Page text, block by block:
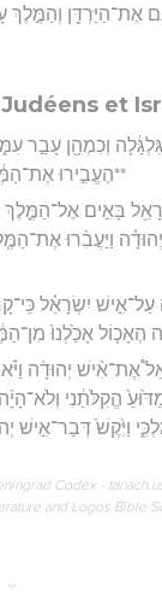
אֶת־הַיַּרְדֵּ֖ן וְהַמֶּ֣לֶךְ
et
וְכִמְהָ֖ן עָבַ֣ר
**הֶעֱבִ֣ירוּ
בָּאִ֣ים אֶל־הַמֶּ֑לֶךְ
וַיַּעֲבִ֨רוּ
עַל־אִ֣ישׁ יִשְׂרָאֵ֗ל
אָכַ֙לְנוּ֙
אֶת־אִ֨ישׁ יְהוּדָ֜ה
הֱקִלֹּתַ֔נִי
וַיִּ֙קֶשׁ֙ דְּבַר־אִ֣ישׁ
Codex -
and Logos Bible